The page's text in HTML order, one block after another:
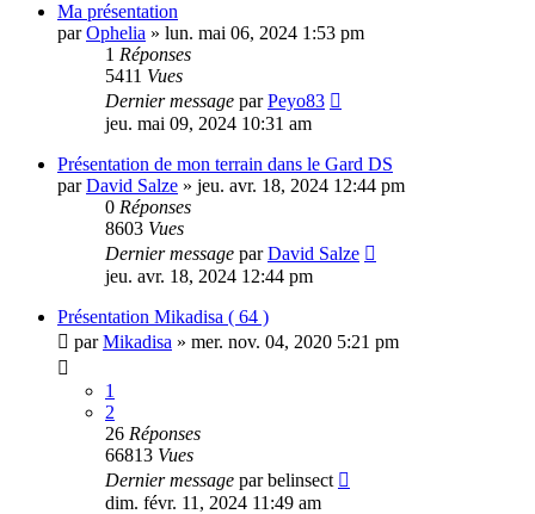
Ma présentation
parOphelia » lun. mai 06, 2024 1:53 pm
1 Réponses
5411 Vues
Dernier message parPeyo83
jeu. mai 09, 2024 10:31 am
Présentation de mon terrain dans le Gard DS
parDavid Salze » jeu. avr. 18, 2024 12:44 pm
0 Réponses
8603 Vues
Dernier message parDavid Salze
jeu. avr. 18, 2024 12:44 pm
Présentation Mikadisa ( 64 )
parMikadisa » mer. nov. 04, 2020 5:21 pm
1
2
26 Réponses
66813 Vues
Dernier message parbelinsect
dim. févr. 11, 2024 11:49 am